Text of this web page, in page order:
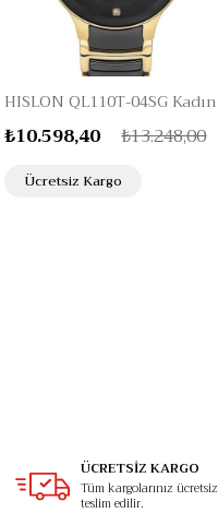
₺10.598,40 ₺13.248,00
Ücretsiz Kargo
ÜCRETSİZ KARGO
Tüm kargolarınız ücretsiz
teslim edilir.